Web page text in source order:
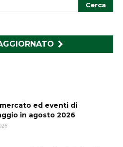
ed eventi di
in agosto 2026